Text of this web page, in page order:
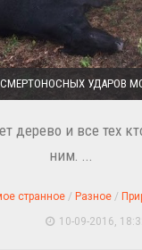
УДАРОВ
дерево и все тех
ним. ...
странное / Разное /
10-09-2016,